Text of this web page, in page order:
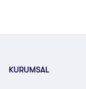
KURUMSAL